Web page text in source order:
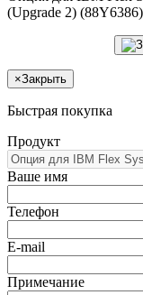
(Upgrade 2) (88Y6386)
×Закрыть
Быстрая покупка
Продукт
Ваше имя
Телефон
E-mail
Примечание